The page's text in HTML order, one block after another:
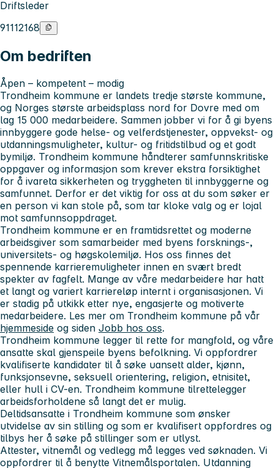
Driftsleder
91112168
Om bedriften
Åpen – kompetent – modig
Trondheim kommune er landets tredje største kommune,
og Norges største arbeidsplass nord for Dovre med om
lag 15 000 medarbeidere. Sammen jobber vi for å gi byens
innbyggere gode helse- og velferdstjenester, oppvekst- og
utdanningsmuligheter, kultur- og fritidstilbud og et godt
bymiljø. Trondheim kommune håndterer samfunnskritiske
oppgaver og informasjon som krever ekstra forsiktighet
for å ivareta sikkerheten og tryggheten til innbyggerne og
samfunnet. Derfor er det viktig for oss at du som søker er
en person vi kan stole på, som tar kloke valg og er lojal
mot samfunnsoppdraget.
Trondheim kommune er en framtidsrettet og moderne
arbeidsgiver som samarbeider med byens forsknings-,
universitets- og høgskolemiljø. Hos oss finnes det
spennende karrieremuligheter innen en svært bredt
spekter av fagfelt. Mange av våre medarbeidere har hatt
et langt og variert karriereløp internt i organisasjonen. Vi
er stadig på utkikk etter nye, engasjerte og motiverte
medarbeidere. Les mer om Trondheim kommune på vår
hjemmeside og siden Jobb hos oss.
Trondheim kommune legger til rette for mangfold, og våre
ansatte skal gjenspeile byens befolkning. Vi oppfordrer
kvalifiserte kandidater til å søke uansett alder, kjønn,
funksjonsevne, seksuell orientering, religion, etnisitet,
eller hull i CV-en. Trondheim kommune tilrettelegger
arbeidsforholdene så langt det er mulig.
Deltidsansatte i Trondheim kommune som ønsker
utvidelse av sin stilling og som er kvalifisert oppfordres og
tilbys her å søke på stillinger som er utlyst.
Attester, vitnemål og vedlegg må legges ved søknaden. Vi
oppfordrer til å benytte Vitnemålsportalen. Utdanning